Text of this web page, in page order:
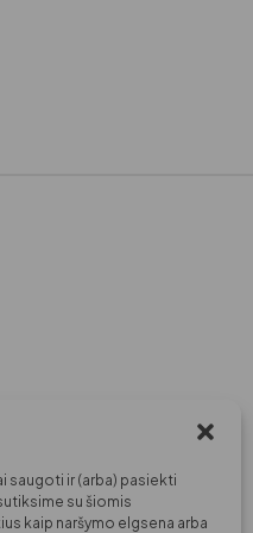
saugoti ir (arba) pasiekti
su šiomis
kaip naršymo elgsena arba